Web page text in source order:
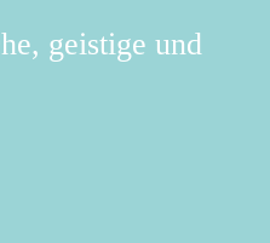
geistige und